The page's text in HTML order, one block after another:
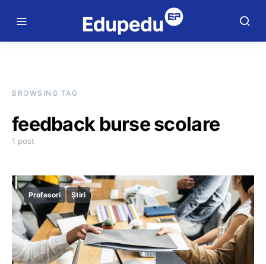
BROWSING TAG
feedback burse scolare
1 post
Profesori Știri